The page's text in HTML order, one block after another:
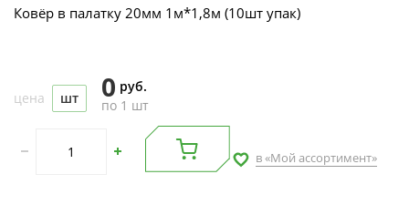
Ковёр в палатку 20мм 1м*1,8м (10шт упак)
цена шт 0 руб.
по 1 шт
в «Мой ассортимент»